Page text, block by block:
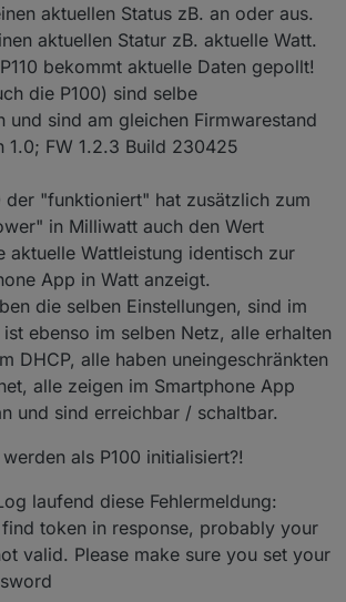
aktuellen Status zB. an oder aus.
aktuellen Statur zB. aktuelle Watt.
bekommt aktuelle Daten gepollt!
die P100) sind selbe
und sind am gleichen Firmwarestand
1.0; FW 1.2.3 Build 230425
der "funktioniert" hat zusätzlich zum
in Milliwatt auch den Wert
aktuelle Wattleistung identisch zur
App in Watt anzeigt.
die selben Einstellungen, sind im
ebenso im selben Netz, alle erhalten
DHCP, alle haben uneingeschränkten
alle zeigen im Smartphone App
und sind erreichbar / schaltbar.
als P100 initialisiert?!
laufend diese Fehlermeldung:
token in response, probably your
valid. Please make sure you set your